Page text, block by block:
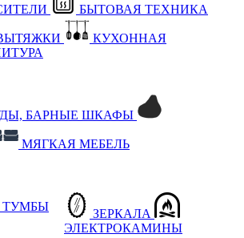
БЫТОВАЯ ТЕХНИКА
КУХОННАЯ
БАРНЫЕ ШКАФЫ
МЯГКАЯ МЕБЕЛЬ
ТУМБЫ
ЗЕРКАЛА
ЭЛЕКТРОКАМИНЫ